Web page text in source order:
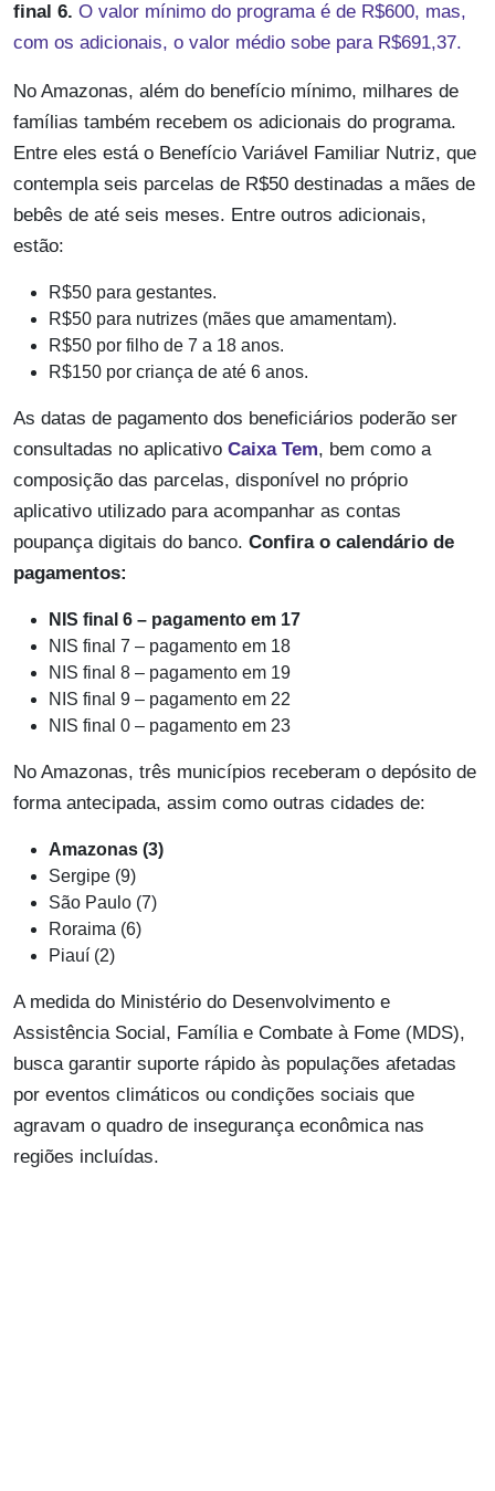
final 6. O valor mínimo do programa é de R$600, mas,
com os adicionais, o valor médio sobe para R$691,37.
No Amazonas, além do benefício mínimo, milhares de
famílias também recebem os adicionais do programa.
Entre eles está o Benefício Variável Familiar Nutriz, que
contempla seis parcelas de R$50 destinadas a mães de
bebês de até seis meses. Entre outros adicionais,
estão:
R$50 para gestantes.
R$50 para nutrizes (mães que amamentam).
R$50 por filho de 7 a 18 anos.
R$150 por criança de até 6 anos.
As datas de pagamento dos beneficiários poderão ser
consultadas no aplicativo Caixa Tem, bem como a
composição das parcelas, disponível no próprio
aplicativo utilizado para acompanhar as contas
poupança digitais do banco. Confira o calendário de
pagamentos:
NIS final 6 – pagamento em 17
NIS final 7 – pagamento em 18
NIS final 8 – pagamento em 19
NIS final 9 – pagamento em 22
NIS final 0 – pagamento em 23
No Amazonas, três municípios receberam o depósito de
forma antecipada, assim como outras cidades de:
Amazonas (3)
Sergipe (9)
São Paulo (7)
Roraima (6)
Piauí (2)
A medida do Ministério do Desenvolvimento e
Assistência Social, Família e Combate à Fome (MDS),
busca garantir suporte rápido às populações afetadas
por eventos climáticos ou condições sociais que
agravam o quadro de insegurança econômica nas
regiões incluídas.